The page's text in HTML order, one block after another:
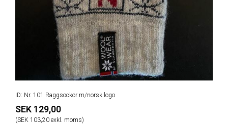
ID: Nr. 101 Raggsockor m/norsk logo
SEK 129,00
(SEK 103,20 exkl. moms)